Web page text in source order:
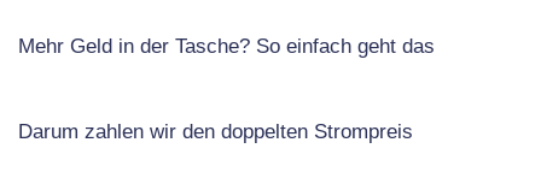
Mehr Geld in der Tasche? So einfach geht das
Darum zahlen wir den doppelten Strompreis